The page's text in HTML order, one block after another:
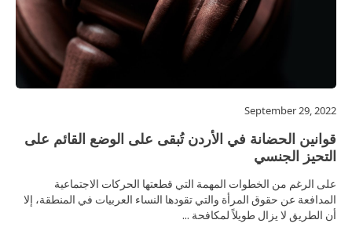
September 29, 2022
قوانين الحضانة في الأردن تُبقى على الوضع القائم على
التحيز الجنسي
على الرغم من الخطوات المهمة التي قطعتها الحركات الاجتماعية
المدافعة عن حقوق المرأة والتي تقودها النساء العربيات في المنطقة، إلا
أن الطريق لا يزال طويلاً لمكافحة ...